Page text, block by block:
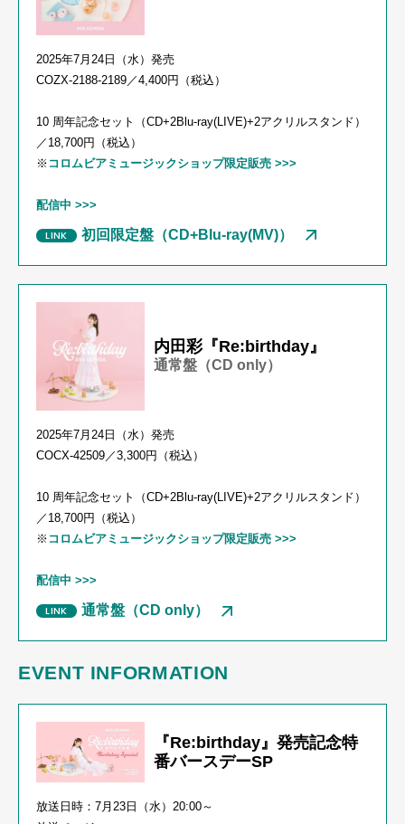
2025年7 月24日（水）発売
COZX-2188-2189 ／4,400円（税込）
10 周年記念セット（CD+2Blu-ray(LIVE)+2アクリルスタンド）
／ 18,700円（税込）
※ コロムビアミュージックショップ限定販売 >>>
配信中 >>>
初回限定盤（CD+Blu-ray(MV)）
内田彩『Re:birthday』
通常盤（CD only）
2025年7月24日（水）発売
COCX-42509 ／3,300円（税込）
10 周年記念セット（CD+2Blu-ray(LIVE)+2アクリルスタンド）
／ 18,700円（税込）
※ コロムビアミュージックショップ限定販売 >>>
配信中 >>>
通常盤（CD only）
EVENT INFORMATION
『Re:birthday』発売記念特
番バースデーSP
放送日時：7月23日（水）20:00～